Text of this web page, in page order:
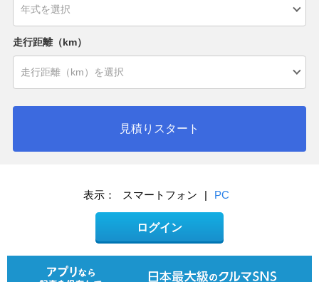
走行距離（km）
見積りスタート
表示： スマートフォン | PC
ログイン